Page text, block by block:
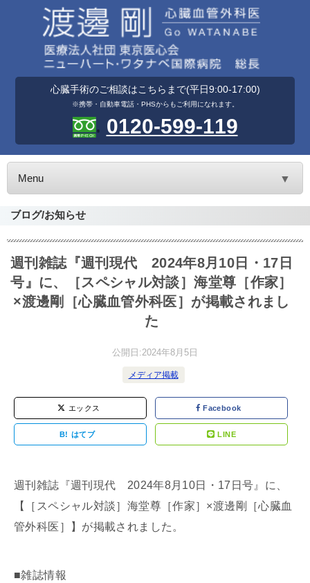
心臓手術のご相談はこちらまで(平日9:00-17:00)
※携帯・自動車電話・PHSからもご利用になれます。
0120-599-119
Menu ▼
ブログ/お知らせ
週刊雑誌『週刊現代 2024年8月10日・17日
号』に、［スペシャル対談］海堂尊［作家］
×渡邊剛［心臓血管外科医］が掲載されまし
た
公開日:2024年8月5日
メディア掲載
エックス Facebook
B! はてブ LINE
週刊雑誌『週刊現代 2024年8月10日・17日号』に、
【［スペシャル対談］海堂尊［作家］×渡邊剛［心臓血
管外科医］】が掲載されました。
■雑誌情報